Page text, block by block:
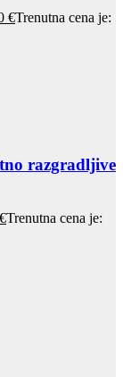
€Trenutna cena je:
razgradljive
€Trenutna cena je: